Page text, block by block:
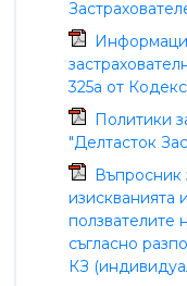
325а от
Политики
"Делтасток
Въпросник
изискванията
ползвателите
съгласно
КЗ